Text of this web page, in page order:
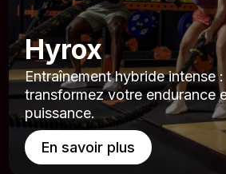
Hyrox
Entraînement hybride intense :
transformez votre endurance
puissance.
En savoir plus